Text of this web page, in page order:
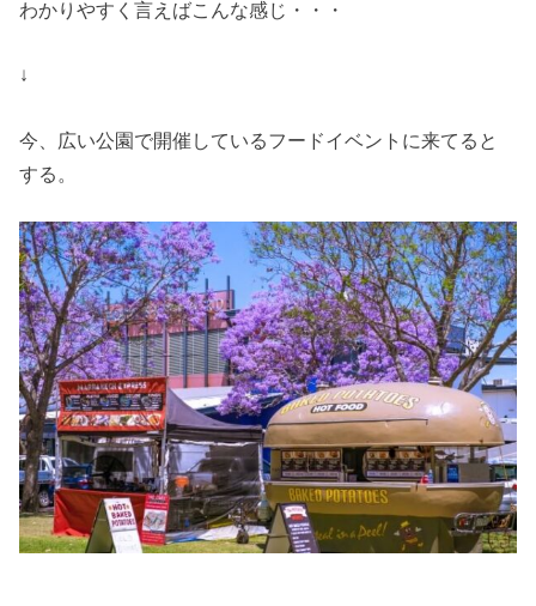
わかりやすく言えばこんな感じ・・・
↓
今、広い公園で開催しているフードイベントに来てると
する。